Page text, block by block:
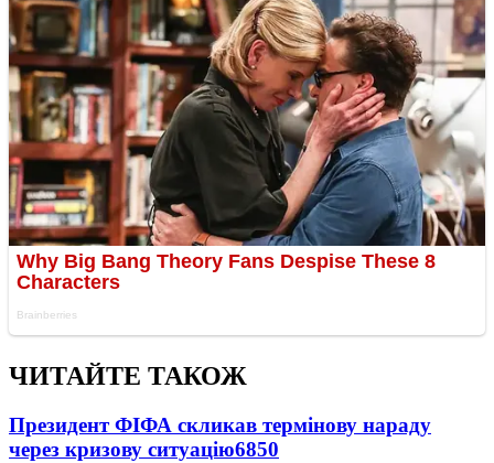
ЧИТАЙТЕ ТАКОЖ
Президент ФІФА скликав термінову нараду
через кризову ситуацію6850